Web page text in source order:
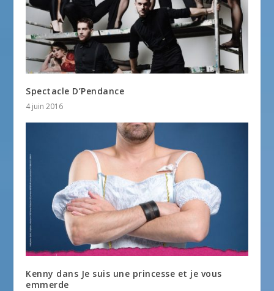
Spectacle D’Pendance
4 juin 2016
Kenny dans Je suis une princesse et je vous
emmerde